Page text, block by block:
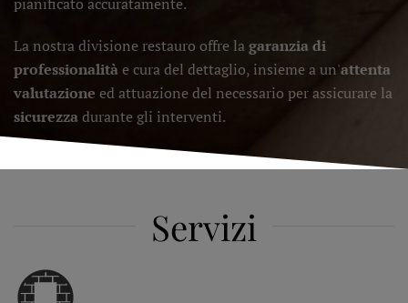
La nostra divisione restauro offre lagaranzia di
professionalitàe cura del dettaglio, insieme a un'attenta
valutazione ed attuazione del necessario per assicurare la
sicurezzadurante gli interventi.
Servizi